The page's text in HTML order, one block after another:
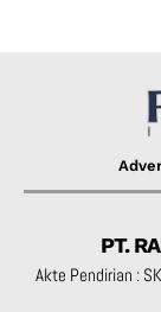
PT.
Akte Pendirian :